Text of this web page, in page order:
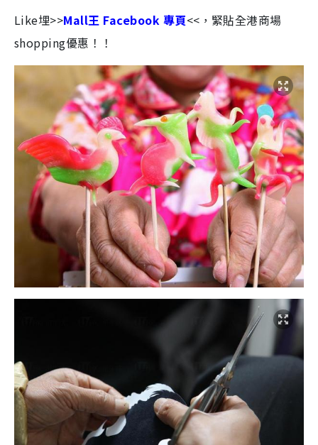
Like埋>>Mall王 Facebook 專頁<<，緊貼全港商場
shopping優惠！！